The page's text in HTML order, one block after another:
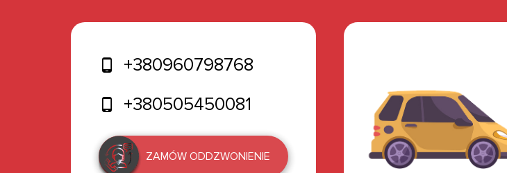
+380960798768
+380505450081
ZAMÓW ODDZWONIENIE